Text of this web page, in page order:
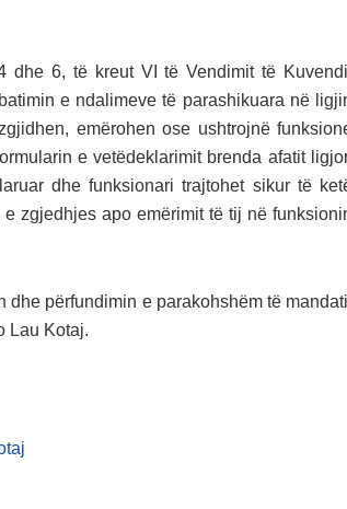
6, të kreut VI të Vendimit të
e ndalimeve të parashikuara në
emërohen ose ushtrojnë
e vetëdeklarimit brenda afatit
dhe funksionari trajtohet sikur të
zgjedhjes apo emërimit të tij në
dhe përfundimin e parakohshëm të
Lau Kotaj.